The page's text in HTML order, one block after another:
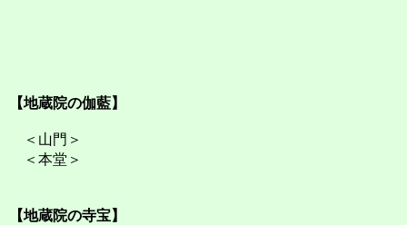
【地蔵院の伽藍】
＜山門＞
＜本堂＞
【地蔵院の寺宝】